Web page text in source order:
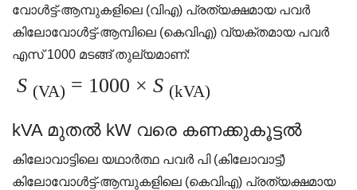
വോൾട്ട്-ആമ്പുകളിലെ (വി‌എ) പ്രത്യക്ഷമായ പവർ
കിലോവോൾട്ട്-ആമ്പിലെ (കെ‌വി‌എ) വ്യക്തമായ പവർ
എസ് 1000 മടങ്ങ് തുല്യമാണ്:
S (VA) = 1000 × S (kVA)
kVA മുതൽ kW വരെ കണക്കുകൂട്ടൽ
കിലോവാട്ടിലെ യഥാർത്ഥ പവർ പി (കിലോവാട്ട്)
കിലോവോൾട്ട്-ആമ്പുകളിലെ (കെവി‌എ) പ്രത്യക്ഷമായ